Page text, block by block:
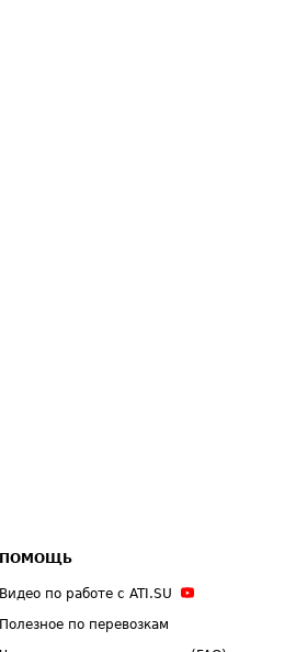
ПОМОЩЬ
Видео по работе с ATI.SU
Полезное по перевозкам